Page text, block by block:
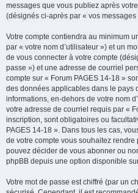
messages que vous publiez après
(désignés ci-après par « vos messages
Votre compte contiendra au minimum
par « votre nom d’utilisateur ») et un
de vous connecter à votre compte
passe ») et une adresse de courriel
compte sur « Forum PAGES 14-18 »
des données applicables dans le pays
informations, en-dehors de votre nom
votre adresse de courriel requis par «
inscription, sont obligatoires ou
PAGES 14-18 ». Dans tous les cas,
de votre compte vous souhaitez
pouvez décider de vous abonner ou
phpBB depuis une option disponible
Votre mot de passe est chiffré (par un